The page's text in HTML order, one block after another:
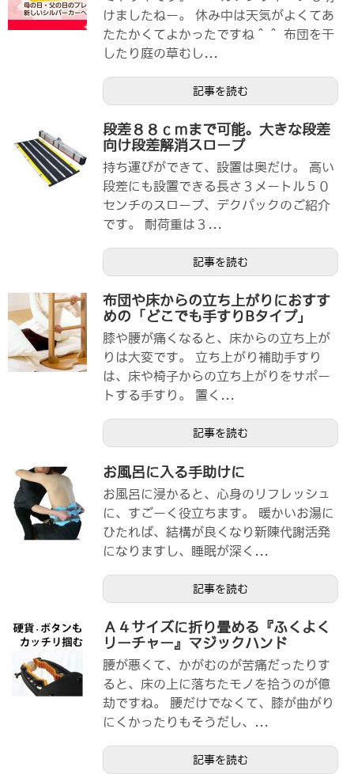
けましたねー。 休み中は天気がよくてあ
たたかくてよかったですね＾＾ 布団を干
したり庭の草むし...
記事を読む
段差８８ｃｍまで可能。大きな段差
向け段差解消スロープ
持ち運びができて、設置は奥だけ。 高い
段差にも設置できる長さ３メートル５０
センチのスロープ、デクパックのご紹介
です。 耐荷重は３...
記事を読む
布団や床からの立ち上がりにおすす
めの「どこでも手すりBタイプ」
膝や腰が痛くなると、床からの立ち上が
りは大変です。 立ち上がり補助手すり
は、床や椅子からの立ち上がりをサポー
トする手すり。 置く...
記事を読む
お風呂に入る手助けに
お風呂に浸かると、心身のリフレッシュ
に、すごーく役立ちます。 暖かいお湯に
ひたれば、結構が良くなり新陳代謝活発
になりますし、睡眠が深く...
記事を読む
Ａ４サイズに折り畳める『ふくよく
リーチャー』マジックハンド
腰が悪くて、かがむのが苦痛だったりす
ると、床の上に落ちたモノを拾うのが億
劫ですね。 腰だけでなくて、膝が曲がり
にくかったりもそうだし、...
記事を読む